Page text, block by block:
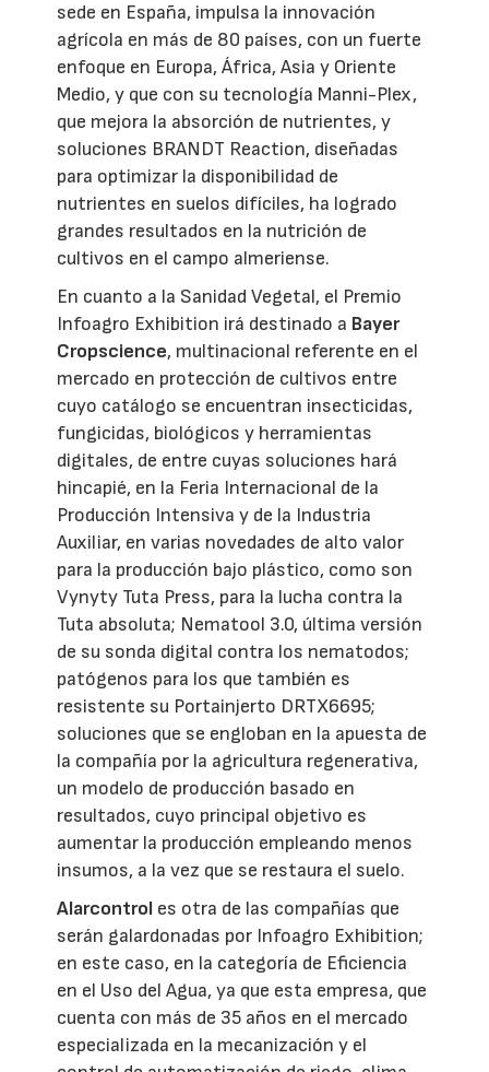
sede en España, impulsa la innovación
agrícola en más de 80 países, con un fuerte
enfoque en Europa, África, Asia y Oriente
Medio, y que con su tecnología Manni-Plex,
que mejora la absorción de nutrientes, y
soluciones BRANDT Reaction, diseñadas
para optimizar la disponibilidad de
nutrientes en suelos difíciles, ha logrado
grandes resultados en la nutrición de
cultivos en el campo almeriense.
En cuanto a la Sanidad Vegetal, el Premio
Infoagro Exhibition irá destinado a Bayer
Cropscience, multinacional referente en el
mercado en protección de cultivos entre
cuyo catálogo se encuentran insecticidas,
fungicidas, biológicos y herramientas
digitales, de entre cuyas soluciones hará
hincapié, en la Feria Internacional de la
Producción Intensiva y de la Industria
Auxiliar, en varias novedades de alto valor
para la producción bajo plástico, como son
Vynyty Tuta Press, para la lucha contra la
Tuta absoluta; Nematool 3.0, última versión
de su sonda digital contra los nematodos;
patógenos para los que también es
resistente su Portainjerto DRTX6695;
soluciones que se engloban en la apuesta de
la compañía por la agricultura regenerativa,
un modelo de producción basado en
resultados, cuyo principal objetivo es
aumentar la producción empleando menos
insumos, a la vez que se restaura el suelo.
Alarcontrol es otra de las compañías que
serán galardonadas por Infoagro Exhibition;
en este caso, en la categoría de Eficiencia
en el Uso del Agua, ya que esta empresa, que
cuenta con más de 35 años en el mercado
especializada en la mecanización y el